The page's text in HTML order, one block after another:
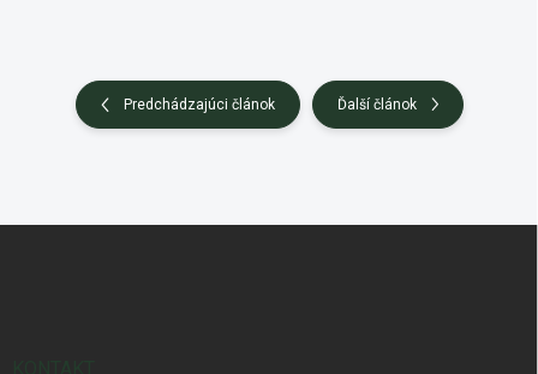
Predchádzajúci článok Ďalší článok